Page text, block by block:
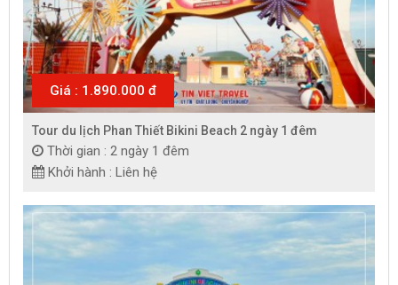
Giá : 1.890.000 đ
Tour du lịch Phan Thiết Bikini Beach 2 ngày 1 đêm
Thời gian : 2 ngày 1 đêm
Khởi hành : Liên hệ